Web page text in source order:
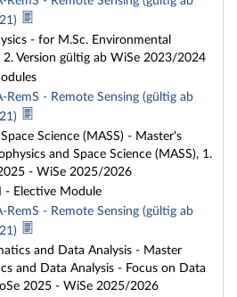
- for M.Sc. Environmental
2. Version gültig ab WiSe 2023/2024
RemS - Remote Sensing (gültig ab
Science (MASS) - Master's
and Space Science (MASS), 1.
- WiSe 2025/2026
- Elective Module
RemS - Remote Sensing (gültig ab
and Data Analysis - Master
and Data Analysis - Focus on Data
2025 - WiSe 2025/2026